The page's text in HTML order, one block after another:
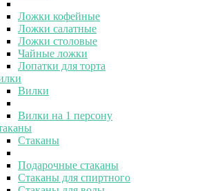
Ложки кофейные
Ложки салатные
Ложки столовые
Чайные ложки
Лопатки для торта
Вилки
Вилки на 1 персону
Стаканы
Подарочные стаканы
Стаканы для спиртного